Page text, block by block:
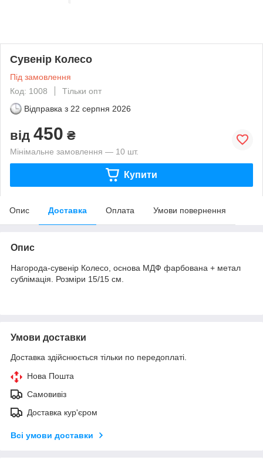
Сувенір Колесо
Під замовлення
Код: 1008
Тільки опт
Відправка з 22 серпня 2026
від 450 ₴
Мінімальне замовлення — 10 шт.
Купити
Опис Доставка Оплата Умови повернення
Опис
Нагорода-сувенір Колесо, основа МДФ фарбована + метал
сублімація. Розміри 15/15 см.
Умови доставки
Доставка здійснюється тільки по передоплаті.
Нова Пошта
Самовивіз
Доставка кур'єром
Всі умови доставки